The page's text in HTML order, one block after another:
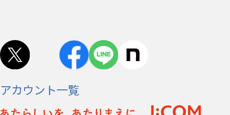
アカウント一覧